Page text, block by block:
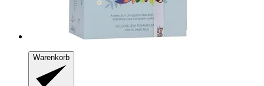
Warenkorb